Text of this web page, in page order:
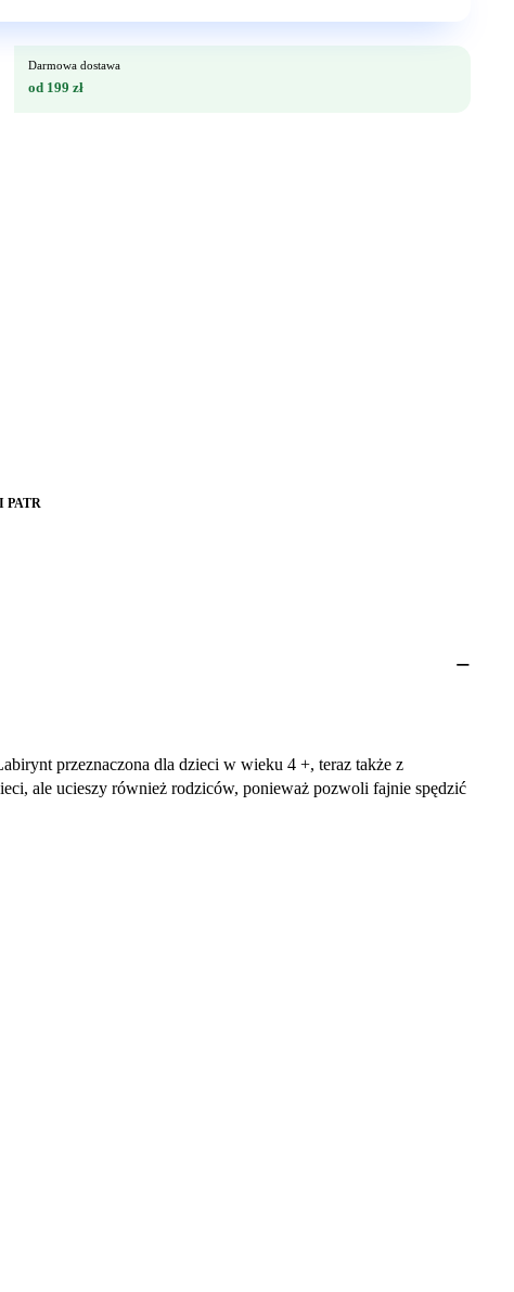
Darmowa dostawa
od 199 zł
PATR
przeznaczona dla dzieci w wieku 4 +, teraz także z
ale ucieszy również rodziców, ponieważ pozwoli fajnie spędzić